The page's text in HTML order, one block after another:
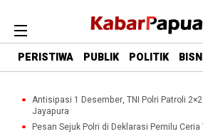
PERISTIWA PUBLIK POLITIK
Antisipasi 1 Desember, TNI Polri Patroli
Jayapura
Pesan Sejuk Polri di Deklarasi Pemilu Ceria